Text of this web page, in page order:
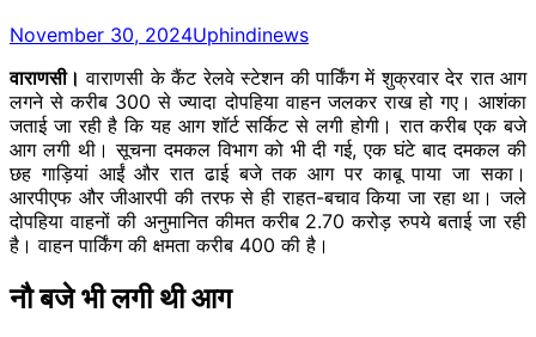
November 30, 2024Uphindinews
वाराणसी। वाराणसी के कैंट रेलवे स्टेशन की पार्किंग में शुक्रवार देर रात आग
लगने से करीब 300 से ज्यादा दोपहिया वाहन जलकर राख हो गए। आशंका
जताई जा रही है कि यह आग शॉर्ट सर्किट से लगी होगी। रात करीब एक बजे
आग लगी थी। सूचना दमकल विभाग को भी दी गई, एक घंटे बाद दमकल की
छह गाड़ियां आईं और रात ढाई बजे तक आग पर काबू पाया जा सका।
आरपीएफ और जीआरपी की तरफ से ही राहत-बचाव किया जा रहा था। जले
दोपहिया वाहनों की अनुमानित कीमत करीब 2.70 करोड़ रुपये बताई जा रही
है। वाहन पार्किंग की क्षमता करीब 400 की है।
नौ बजे भी लगी थी आग